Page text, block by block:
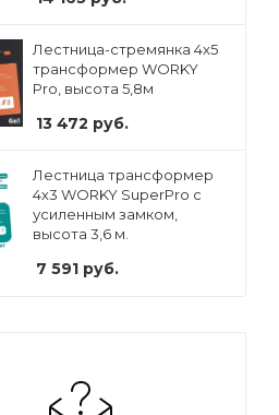
Лестница-стремянка 4x5
трансформер WORKY
Pro, высота 5,8м
13 472 руб.
Лестница трансформер
4х3 WORKY SuperPro с
усиленным замком,
высота 3,6 м.
7 591 руб.